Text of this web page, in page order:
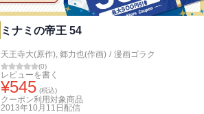
ミナミの帝王 54
天王寺大(原作), 郷力也(作画) / 漫画ゴラク
(0)
レビューを書く
¥545 (税込)
クーポン利用対象商品
2013年10月11日 配信